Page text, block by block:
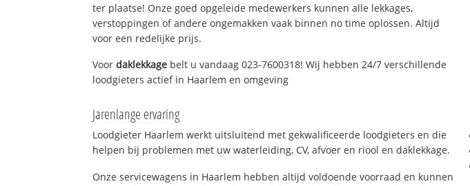
ter plaatse! Onze goed opgeleide medewerkers kunnen alle lekkages,
verstoppingen of andere ongemakken vaak binnen no time oplossen. Altijd
voor een redelijke prijs.
Voordaklekkage belt u vandaag 023-7600318! Wij hebben 24/7 verschillende
loodgieters actief in Haarlem en omgeving
Jarenlange ervaring
Loodgieter Haarlem werkt uitsluitend met gekwalificeerde loodgieters en die
helpen bij problemen met uw waterleiding, CV, afvoer en riool en daklekkage.
Onze servicewagens in Haarlem hebben altijd voldoende voorraad en kunnen